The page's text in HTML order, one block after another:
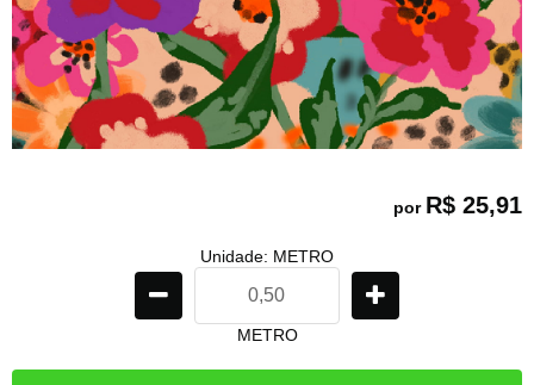
por R$ 25,91
Unidade: METRO
METRO